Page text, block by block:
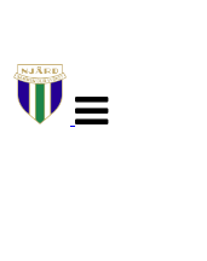
navigasjon